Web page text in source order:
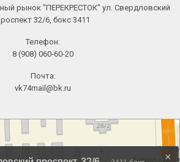
рынок "ПЕРЕКРЕСТОК" ул. Свердловский
32/6, бокс 3411
Телефон:
8 (908) 060-60-20
Почта:
vk74mail@bk.ru